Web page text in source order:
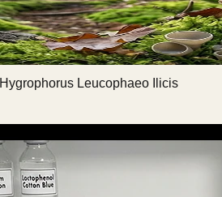
Hygrophorus Leucophaeo Ilicis